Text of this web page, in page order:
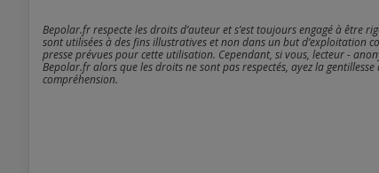
Bepolar.fr respecte les droits d’auteur et s’est toujours engagé à être
sont utilisées à des fins illustratives et non dans un but d’exploitation
presse prévues pour cette utilisation. Cependant, si vous, lecteur -
Bepolar.fr alors que les droits ne sont pas respectés, ayez la
compréhension.